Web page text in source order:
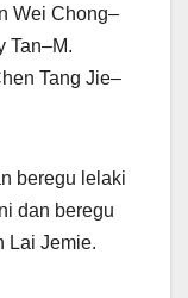
Wei Chong–
Tan–M.
Tang Jie–
beregu lelaki
dan beregu
Lai Jemie.